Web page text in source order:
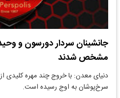
جانشینان سردار دورسون و
مشخص شدند
دنیای معدن: با خروج چند مهره کلیدی
سرخ‌پوشان به اوج رسیده است.